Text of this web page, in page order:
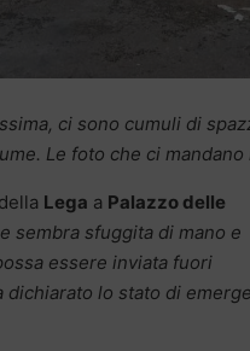
ci sono cumuli di
Le foto che ci
Lega a Palazzo delle
sembra sfuggita di mano e
essere inviata fuori
dichiarato lo stato di